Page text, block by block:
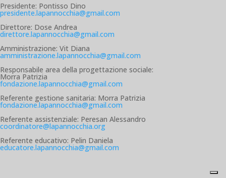
Presidente: Pontisso Dino
presidente.lapannocchia@gmail.com
Direttore: Dose Andrea
direttore.lapannocchia@gmail.com
Amministrazione: Vit Diana
amministrazione.lapannocchia@gmail.com
Responsabile area della progettazione sociale:
Morra Patrizia
fondazione.lapannocchia@gmail.com
Referente gestione sanitaria: Morra Patrizia
fondazione.lapannocchia@gmail.com
Referente assistenziale: Peresan Alessandro
coordinatore@lapannocchia.org
Referente educativo: Pelin Daniela
educatore.lapannocchia@gmail.com